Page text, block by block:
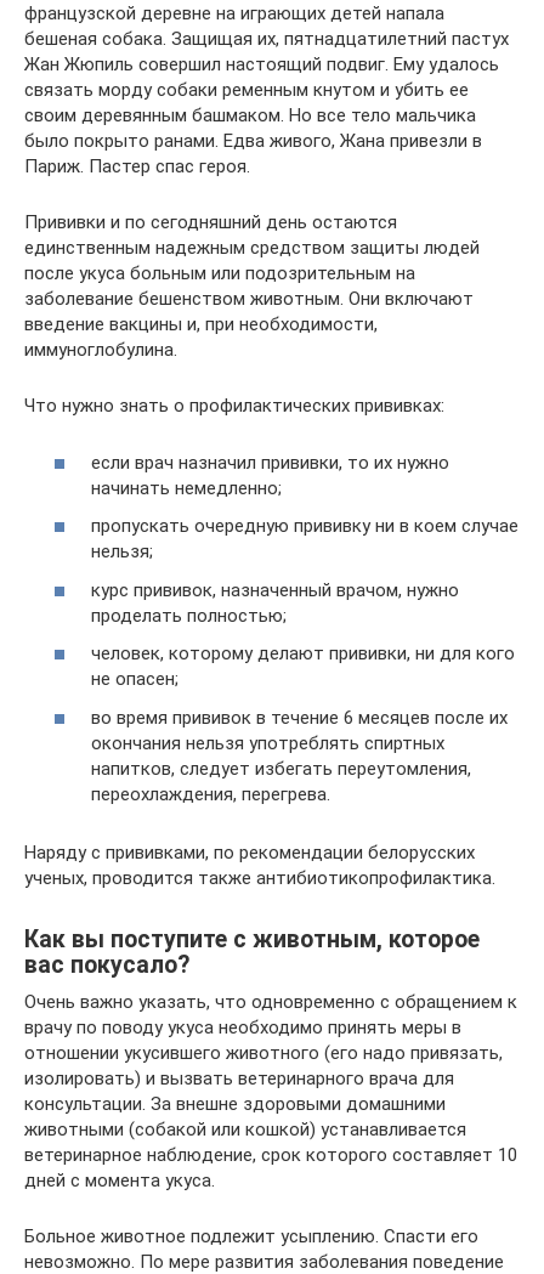
французской деревне на играющих детей напала
бешеная собака. Защищая их, пятнадцатилетний пастух
Жан Жюпиль совершил настоящий подвиг. Ему удалось
связать морду собаки ременным кнутом и убить ее
своим деревянным башмаком. Но все тело мальчика
было покрыто ранами. Едва живого, Жана привезли в
Париж. Пастер спас героя.
Прививки и по сегодняшний день остаются
единственным надежным средством защиты людей
после укуса больным или подозрительным на
заболевание бешенством животным. Они включают
введение вакцины и, при необходимости,
иммуноглобулина.
Что нужно знать о профилактических прививках:
если врач назначил прививки, то их нужно
начинать немедленно;
пропускать очередную прививку ни в коем случае
нельзя;
курс прививок, назначенный врачом, нужно
проделать полностью;
человек, которому делают прививки, ни для кого
не опасен;
во время прививок в течение 6 месяцев после их
окончания нельзя употреблять спиртных
напитков, следует избегать переутомления,
переохлаждения, перегрева.
Наряду с прививками, по рекомендации белорусских
ученых, проводится также антибиотикопрофилактика.
Как вы поступите с животным, которое
вас покусало?
Очень важно указать, что одновременно с обращением к
врачу по поводу укуса необходимо принять меры в
отношении укусившего животного (его надо привязать,
изолировать) и вызвать ветеринарного врача для
консультации. За внешне здоровыми домашними
животными (собакой или кошкой) устанавливается
ветеринарное наблюдение, срок которого составляет 10
дней с момента укуса.
Больное животное подлежит усыплению. Спасти его
невозможно. По мере развития заболевания поведение